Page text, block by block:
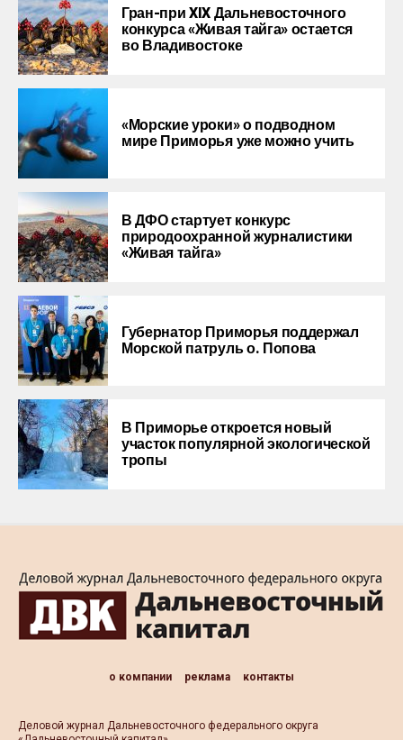
Гран-при XIX Дальневосточного
конкурса «Живая тайга» остается
во Владивостоке
«Морские уроки» о подводном
мире Приморья уже можно учить
В ДФО стартует конкурс
природоохранной журналистики
«Живая тайга»
Губернатор Приморья поддержал
Морской патруль о. Попова
В Приморье откроется новый
участок популярной экологической
тропы
о компании реклама контакты
Деловой журнал Дальневосточного федерального округа